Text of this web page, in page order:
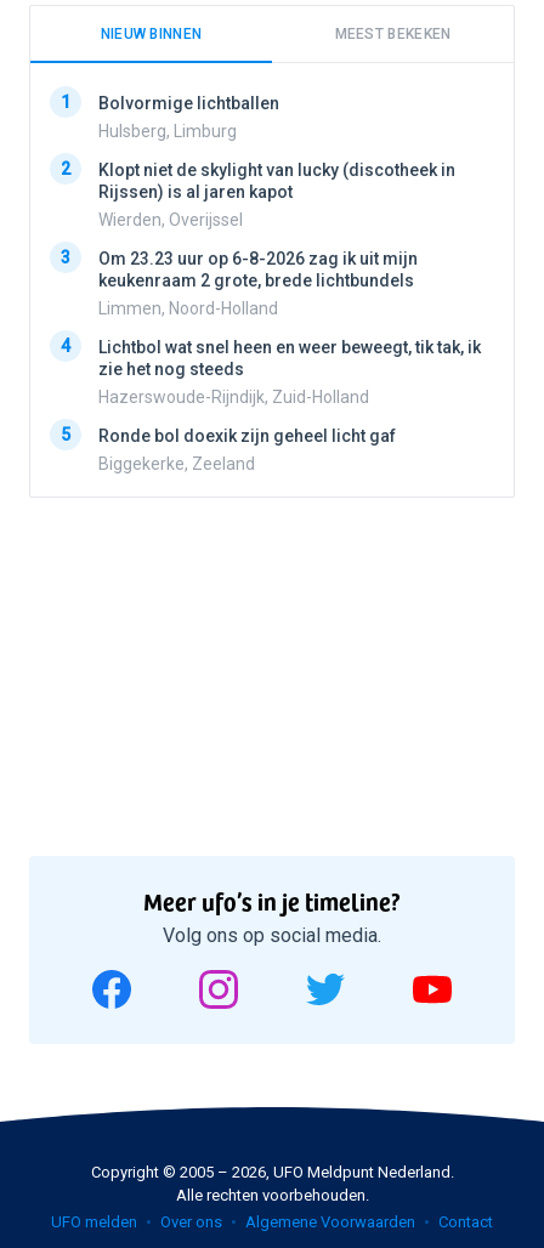
NIEUW BINNEN MEEST BEKEKEN
1
Bolvormige lichtballen
Hulsberg, Limburg
2
Klopt niet de skylight van lucky (discotheek in
Rijssen) is al jaren kapot
Wierden, Overijssel
3
Om 23.23 uur op 6-8-2026 zag ik uit mijn
keukenraam 2 grote, brede lichtbundels
Limmen, Noord-Holland
4
Lichtbol wat snel heen en weer beweegt, tik tak, ik
zie het nog steeds
Hazerswoude-Rijndijk, Zuid-Holland
5
Ronde bol doexik zijn geheel licht gaf
Biggekerke, Zeeland
Meer ufo’s in je timeline?
Volg ons op social media.
Copyright © 2005 – 2026, UFO Meldpunt Nederland.
Alle rechten voorbehouden.
UFO melden
Over ons Algemene Voorwaarden Contact